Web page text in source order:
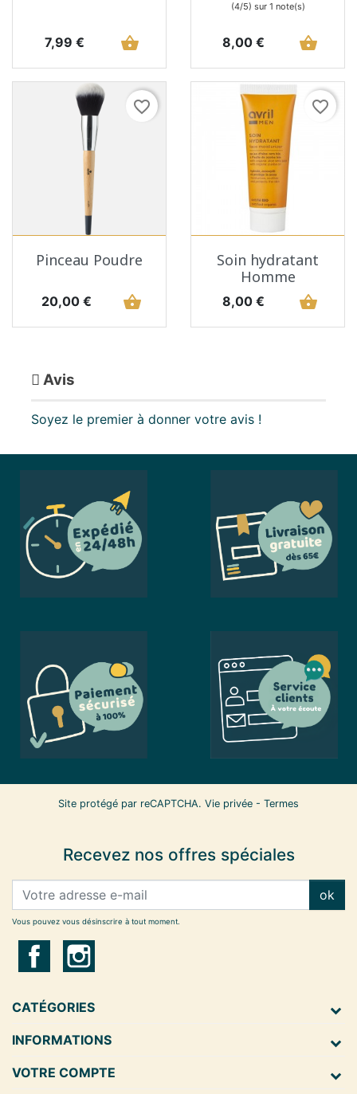
Prix
7,99 € shopping_basket
(4/5) sur 1 note(s)
Prix
8,00 € shopping_basket
favorite_border
Pinceau Poudre
Prix
20,00 € shopping_basket
favorite_border
Soin hydratant
Homme
Prix
8,00 € shopping_basket
Avis
Soyez le premier à donner votre avis !
Site protégé par reCAPTCHA. Vie privée - Termes
Recevez nos offres spéciales
ok
Vous pouvez vous désinscrire à tout moment.
CATÉGORIES
INFORMATIONS
VOTRE COMPTE